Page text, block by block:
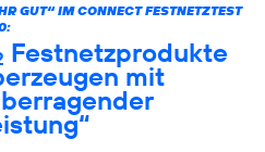
GUT“ IM CONNECT FESTNETZTEST
Festnetzprodukte
mit